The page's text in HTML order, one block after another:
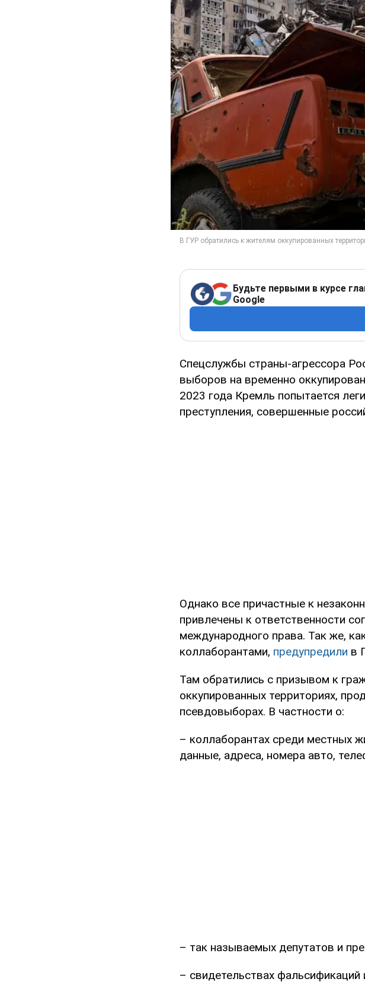
Будьте первыми в курсе
Google
Спецслужбы страны-агрессора
выборов на временно
2023 года Кремль попытается
преступления, совершенные
Однако все причастные к
привлечены к ответственности
международного права. Так же,
коллаборантами, предупредили в
Там обратились с призывом к
оккупированных территориях,
псевдовыборах. В частности о:
– коллаборантах среди местных
данные, адреса, номера авто,
– так называемых депутатов и
– свидетельствах